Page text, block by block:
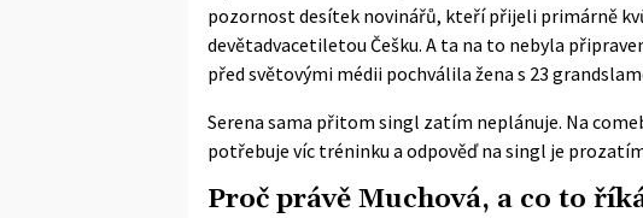
pozornost desítek novinářů, kteří přijeli primárně
devětadvacetiletou Češku. A ta na to nebyla
před světovými médii pochválila žena s 23
Serena sama přitom singl zatím neplánuje. Na
potřebuje víc tréninku a odpověď na singl je
Proč právě Muchová, a co to